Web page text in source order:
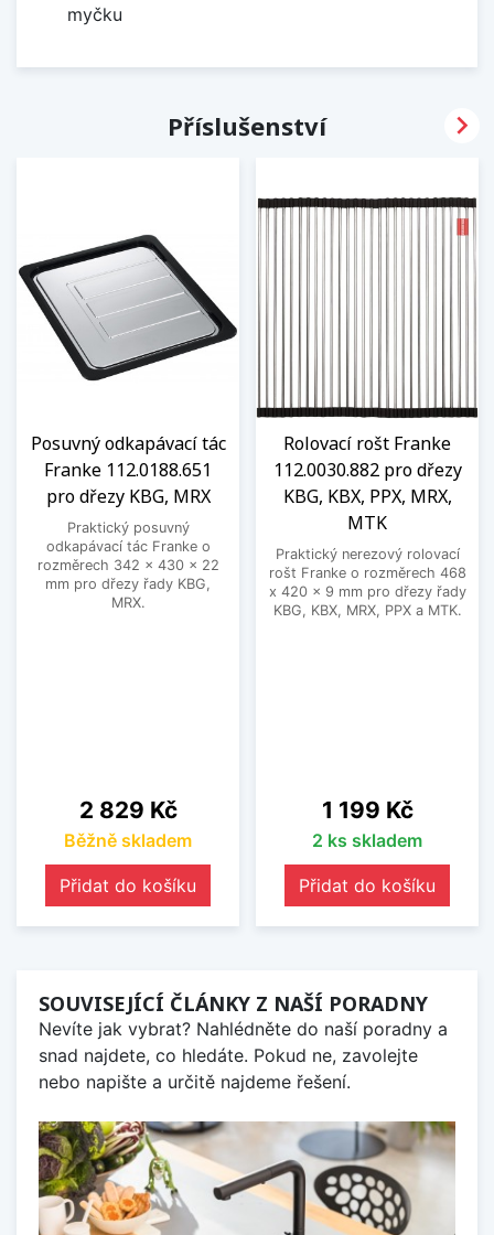
myčku
Příslušenství
Posuvný odkapávací tác
Franke 112.0188.651
pro dřezy KBG, MRX
Praktický posuvný
odkapávací tác Franke o
rozměrech 342 x 430 x 22
mm pro dřezy řady KBG,
MRX.
Cena
2 829 Kč
Běžně skladem
Přidat do košíku
Rolovací rošt Franke
112.0030.882 pro dřezy
KBG, KBX, PPX, MRX,
MTK
Praktický nerezový rolovací
rošt Franke o rozměrech 468
x 420 x 9 mm pro dřezy řady
KBG, KBX, MRX, PPX a MTK.
Cena
1 199 Kč
2 ks skladem
Přidat do košíku

SOUVISEJÍCÍ ČLÁNKY Z NAŠÍ PORADNY
Nevíte jak vybrat? Nahlédněte do naší poradny a
snad najdete, co hledáte. Pokud ne, zavolejte
nebo napište a určitě najdeme řešení.